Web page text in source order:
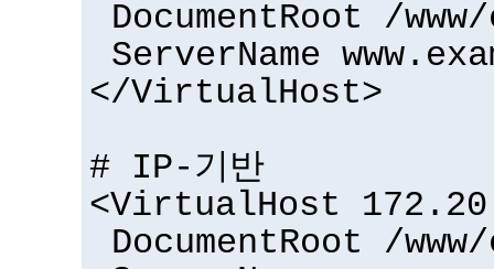
DocumentRoot /
ServerName
</VirtualHost>
# IP-기반
<VirtualHost
DocumentRoot /